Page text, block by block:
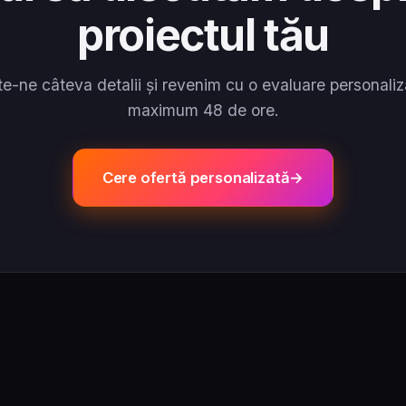
proiectul tău
ne câteva detalii și revenim cu o evaluare
maximum 48 de ore.
Cere ofertă personalizată